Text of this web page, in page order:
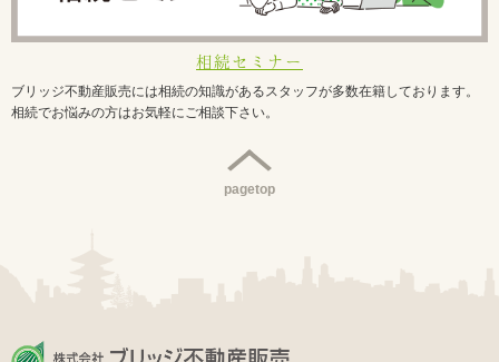
相続セミナー
ブリッジ不動産販売には相続の知識があるスタッフが多数在籍しております。
相続でお悩みの方はお気軽にご相談下さい。
pagetop